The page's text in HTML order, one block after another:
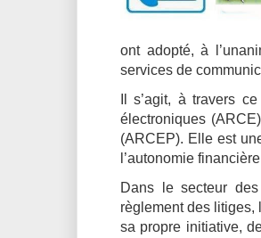
ont adopté, à
services de
Il s’agit, à travers
électroniques
(ARCEP). Elle est
l’autonomie
Dans le secteur
règlement des litiges,
sa propre initiative,